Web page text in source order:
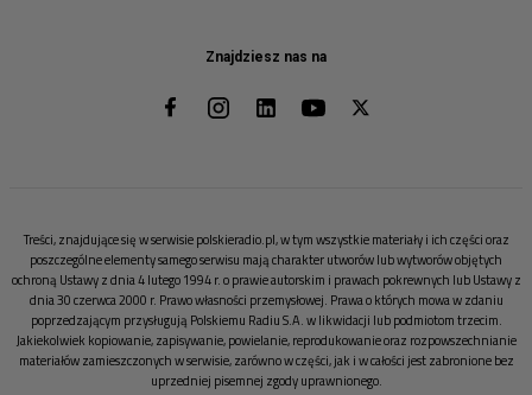
Znajdziesz nas na
Treści, znajdujące się w serwisie polskieradio.pl, w tym wszystkie materiały i ich części oraz
poszczególne elementy samego serwisu mają charakter utworów lub wytworów objętych
ochroną Ustawy z dnia 4 lutego 1994 r. o prawie autorskim i prawach pokrewnych lub Ustawy z
dnia 30 czerwca 2000 r. Prawo własności przemysłowej. Prawa o których mowa w zdaniu
poprzedzającym przysługują Polskiemu Radiu S.A. w likwidacji lub podmiotom trzecim.
Jakiekolwiek kopiowanie, zapisywanie, powielanie, reprodukowanie oraz rozpowszechnianie
materiałów zamieszczonych w serwisie, zarówno w części, jak i w całości jest zabronione bez
uprzedniej pisemnej zgody uprawnionego.